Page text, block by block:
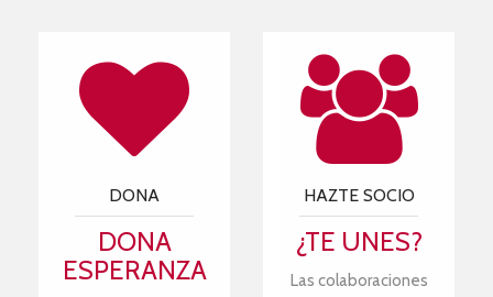
DONA
DONA
ESPERANZA
HAZTE SOCIO
¿TE UNES?
Las colaboraciones